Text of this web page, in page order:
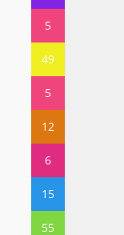
5
49
5
12
6
15
55